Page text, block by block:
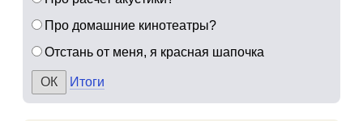
Про домашние кинотеатры?
Отстань от меня, я красная шапочка
Итоги